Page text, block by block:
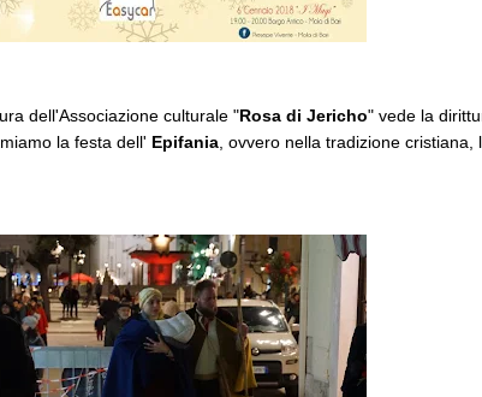
dell'Associazione culturale "Rosa di Jericho" vede la
la festa dell' Epifania, ovvero nella tradizione cristiana,